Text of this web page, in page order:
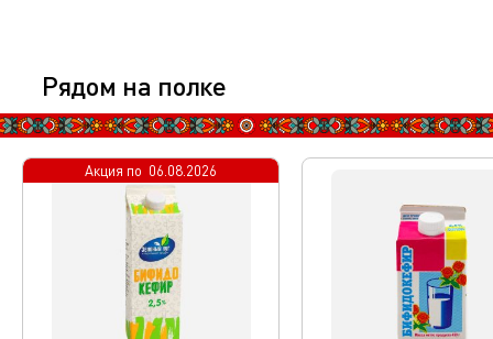
Рядом на полке
Акция по 06.08.2026